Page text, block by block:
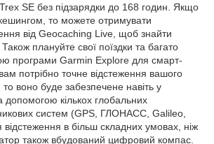
SE без підзарядки до 168 годин. Якщо
то можете отримувати
від Geocaching Live, щоб знайти
плануйте свої поїздки та багато
програми Garmin Explore для смарт-
потрібно точне відстеження вашого
воно буде забезпечене навіть у
допомогою кількох глобальних
систем (GPS, ГЛОНАСС, Galileo,
відстеження в більш складних умовах, ніж
також вбудований цифровий компас.